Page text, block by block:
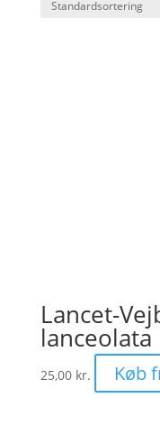
Lancet-
lanceolata
25,00 kr. Køb